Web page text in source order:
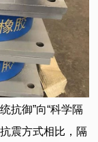
抗御”向“科学隔
震方式相比，隔